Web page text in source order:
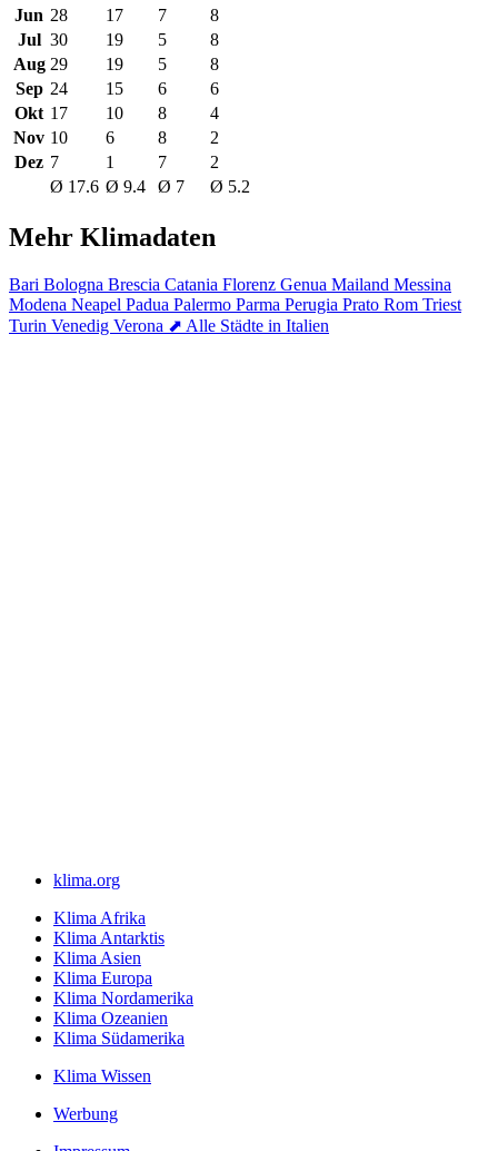
Jun 28 17 7
8
Jul 30 19 5
8
Aug 29 19 5
8
Sep 24 15 6
6
Okt 17 10 8
4
Nov 10 6 8
2
Dez 7 1 7
2
Ø 17.6 Ø 9.4 Ø 7 Ø 5.2
Mehr Klimadaten
Bari Bologna Brescia Catania Florenz Genua Mailand Messina
Modena Neapel Padua Palermo Parma Perugia Prato Rom Triest
Turin Venedig Verona ⬈ Alle Städte in Italien
klima.org
Klima Afrika
Klima Antarktis
Klima Asien
Klima Europa
Klima Nordamerika
Klima Ozeanien
Klima Südamerika
Klima Wissen
Werbung